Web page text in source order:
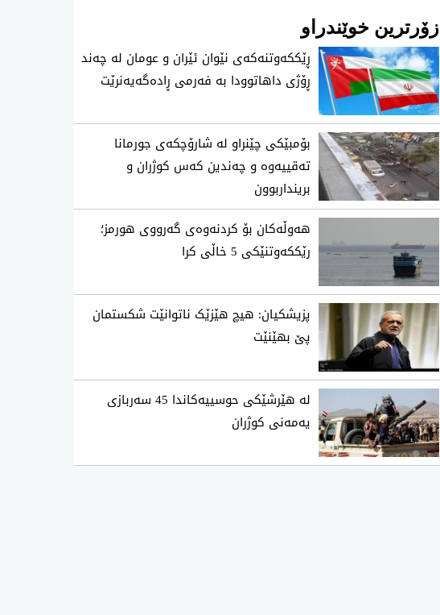
زۆرترین خوێندراو
ڕێککەوتنەکەی نێوان ئێران و عومان لە چەند
ڕۆژی داهاتوودا بە فەرمی ڕادەگەیەنرێت
بۆمبێکی چێنراو لە شارۆچکەی جورمانا
تەقییەوە و چەندین کەس کوژران و
برینداربوون
هەوڵەکان بۆ کردنەوەی گەرووی هورمز؛
رێککەوتنێکی 5 خاڵی کرا
پزیشکیان: هیچ هێزێک ناتوانێت شکستمان
پێ بهێنێت
لە هێرشێکی حوسییەکاندا 45 سەربازی
یەمەنی کوژران